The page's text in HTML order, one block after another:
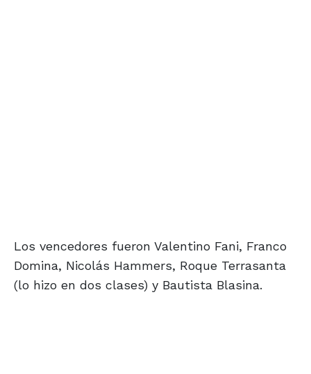
Los vencedores fueron Valentino Fani, Franco
Domina, Nicolás Hammers, Roque Terrasanta
(lo hizo en dos clases) y Bautista Blasina.